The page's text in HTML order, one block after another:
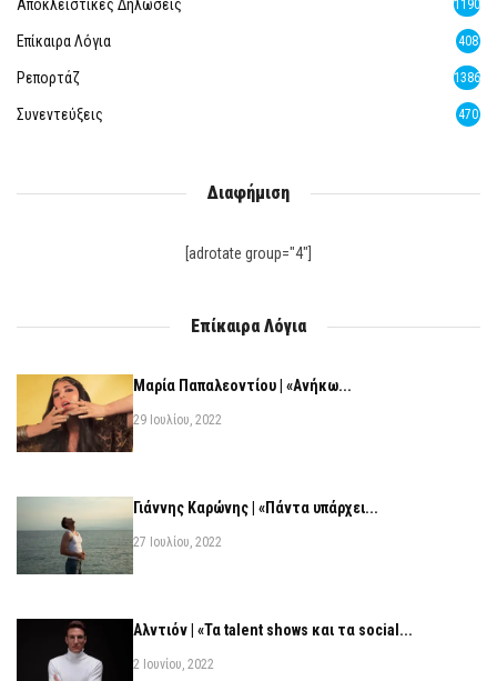
Αποκλειστικές Δηλώσεις 1190
Επίκαιρα Λόγια 408
Ρεπορτάζ 1386
Συνεντεύξεις 470
Διαφήμιση
[adrotate group="4"]
Επίκαιρα Λόγια
Μαρία Παπαλεοντίου | «Ανήκω...
29 Ιουλίου, 2022
Γιάννης Καρώνης | «Πάντα υπάρχει...
27 Ιουλίου, 2022
Αλντιόν | «Τα talent shows και τα social...
2 Ιουνίου, 2022